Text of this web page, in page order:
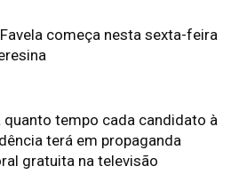
começa nesta sexta-feira
quanto tempo cada candidato à
terá em propaganda
gratuita na televisão